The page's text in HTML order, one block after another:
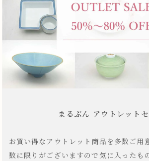
まるぶん アウトレット
お買い得なアウトレット商品を多数ご用
数に限りがございますので気に入ったも